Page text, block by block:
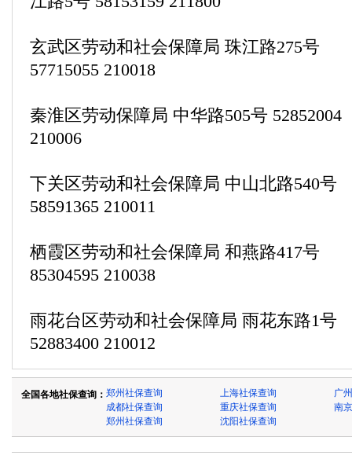
玄武区劳动和社会保障局 珠江路275号
57715055 210018
秦淮区劳动保障局 中华路505号 52852004
210006
下关区劳动和社会保障局 中山北路540号
58591365 210011
栖霞区劳动和社会保障局 和燕路417号
85304595 210038
雨花台区劳动和社会保障局 雨花东路1号
52883400 210012
全国各地社保查询： 郑州社保查询 上海社保查询
广
成都社保查询
重庆社保查询
南
郑州社保查询
沈阳社保查询